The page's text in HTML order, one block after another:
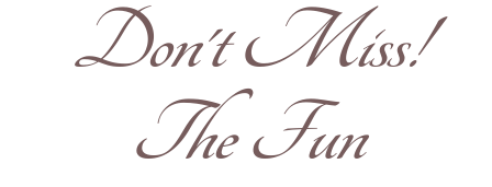
!Don't Miss
The Fun